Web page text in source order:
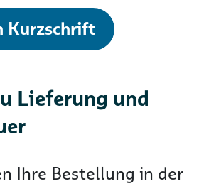
Kurzschrift
Lieferung und
Ihre Bestellung in der